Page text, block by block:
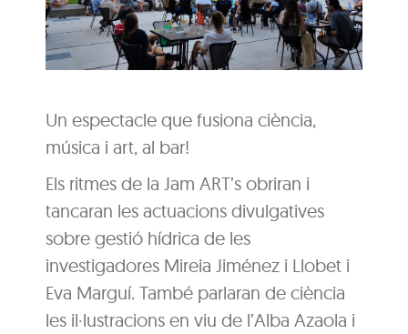
Un espectacle que fusiona ciència,
música i art, al bar!
Els ritmes de la Jam ART’s obriran i
tancaran les actuacions divulgatives
sobre gestió hídrica de les
investigadores Mireia Jiménez i Llobet i
Eva Marguí. També parlaran de ciència
les il·lustracions en viu de l’Alba Azaola i